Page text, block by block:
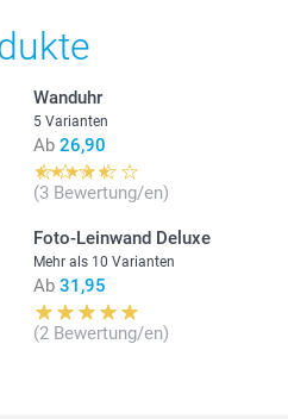
Wanduhr
5 Varianten
Ab 26,90
(3 Bewertung/en)
Foto-Leinwand Deluxe
Mehr als 10 Varianten
Ab 31,95
(2 Bewertung/en)